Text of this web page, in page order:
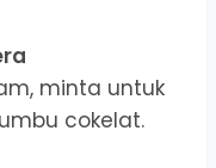
minta untuk
cokelat.